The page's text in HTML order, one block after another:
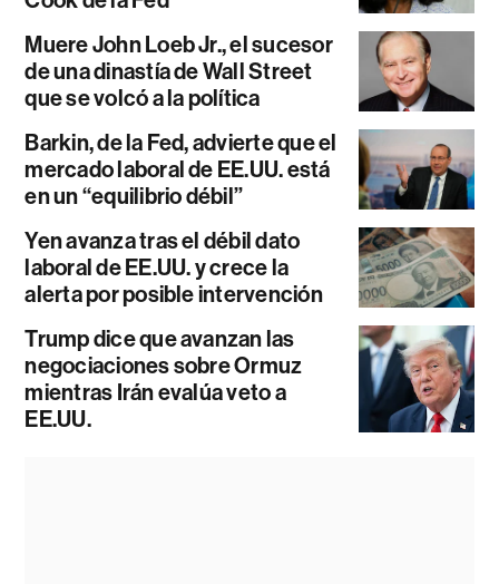
Muere John Loeb Jr., el sucesor
de una dinastía de Wall Street
que se volcó a la política
Barkin, de la Fed, advierte que el
mercado laboral de EE.UU. está
en un “equilibrio débil”
Yen avanza tras el débil dato
laboral de EE.UU. y crece la
alerta por posible intervención
Trump dice que avanzan las
negociaciones sobre Ormuz
mientras Irán evalúa veto a
EE.UU.